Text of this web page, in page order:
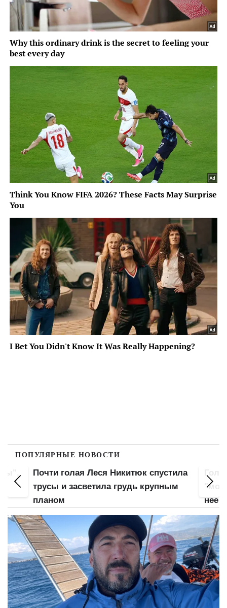
ПОПУЛЯРНЫЕ НОВОСТИ
Почти голая Леся Никитюк спустила
трусы и засветила грудь крупным
планом
нее